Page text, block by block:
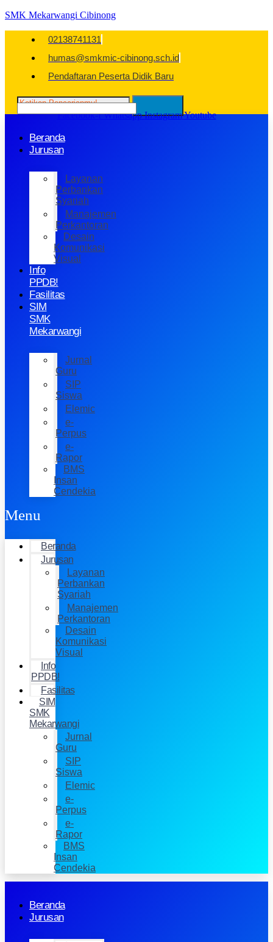
SMK Mekarwangi Cibinong
02138741131
humas@smkmic-cibinong.sch.id
Pendaftaran Peserta Didik Baru
Facebook-f Whatsapp InstagramYoutube
Beranda
Jurusan
Layanan
Perbankan
Syariah
Manajemen
Perkantoran
Desain
Komunikasi
Visual
Info
PPDB!
Fasilitas
SIM
SMK
Mekarwangi
Jurnal
Guru
SIP
Siswa
Elemic
e-
Perpus
e-
Rapor
BMS
Insan
Cendekia
Menu
Beranda
Jurusan
Layanan
Perbankan
Syariah
Manajemen
Perkantoran
Desain
Komunikasi
Visual
Info
PPDB!
Fasilitas
SIM
SMK
Mekarwangi
Jurnal
Guru
SIP
Siswa
Elemic
e-
Perpus
e-
Rapor
BMS
Insan
Cendekia
Beranda
Jurusan